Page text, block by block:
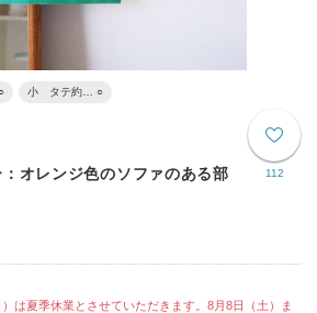
小 タテ約… ○
112
オレンジ色のソファのある部
は夏季休業とさせていただきます。8月8日（土）ま